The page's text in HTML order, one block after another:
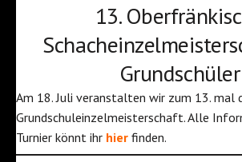
13.
Grundschüler
Am 18. Juli veranstalten wir zum 13. mal
Grundschuleinzelmeisterschaft. Alle
Turnier könnt ihr hier finden.